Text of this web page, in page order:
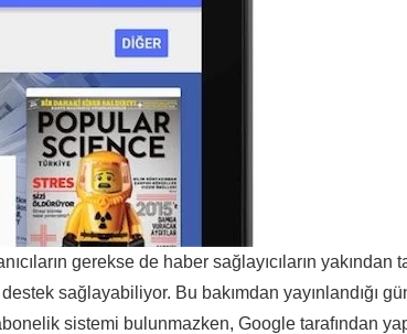
gerekse de haber sağlayıcıların yakından
sağlayabiliyor. Bu bakımdan yayınlandığı
sistemi bulunmazken, Google tarafından